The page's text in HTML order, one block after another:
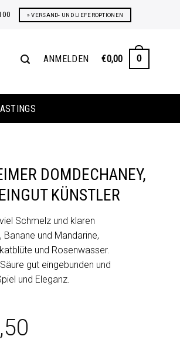
» VERSAND- UND LIEFEROPTIONEN
ANMELDEN €0,00 0
DOMDECHANEY,
KÜNSTLER
Schmelz und klaren
und Mandarine,
und Rosenwasser.
gut eingebunden und
und Eleganz.